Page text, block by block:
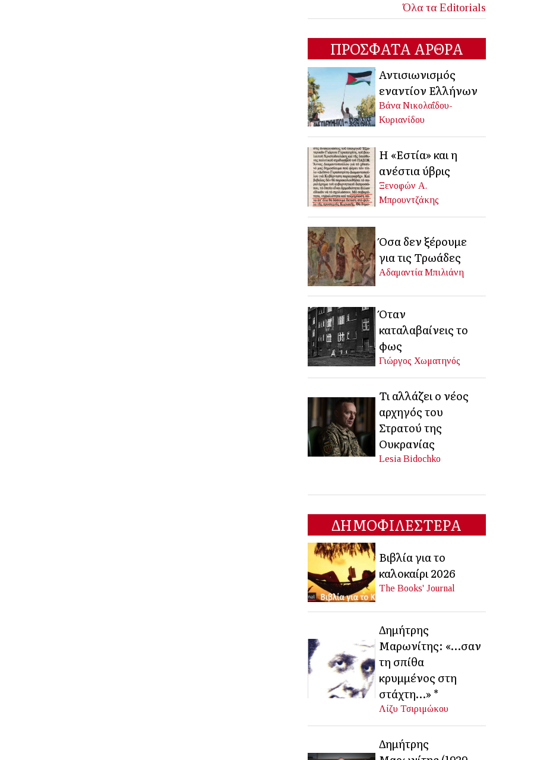
Όλα τα Editorials
ΠΡΟΣΦΑΤΑ ΑΡΘΡΑ
Αντισιωνισμός
εναντίον Ελλήνων
Βάνα Νικολαΐδου-
Κυριανίδου
Η «Εστία» και η
ανέστια ύβρις
Ξενοφών Α.
Μπρουντζάκης
Όσα δεν ξέρουμε
για τις Τρωάδες
Αδαμαντία Μπιλιάνη
Όταν
καταλαβαίνεις το
φως
Γιώργος Χωματηνός
Τι αλλάζει ο νέος
αρχηγός του
Στρατού της
Ουκρανίας
Lesia Bidochko
ΔΗΜΟΦΙΛΕΣΤΕΡΑ
Βιβλία για το
καλοκαίρι 2026
The Books' Journal
Δημήτρης
Μαρωνίτης: «…σαν
τη σπίθα
κρυμμένος στη
στάχτη…» *
Λίζυ Τσιριμώκου
Δημήτρης